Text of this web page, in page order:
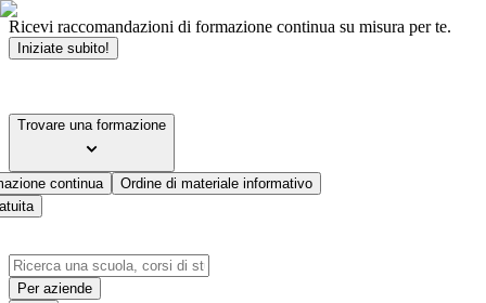
Ricevi raccomandazioni di formazione continua su misura per te.
Iniziate subito!
Trovare una formazione
continua
Ordine di materiale informativo
Per aziende